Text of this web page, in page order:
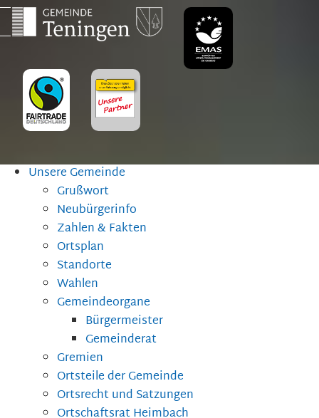
Unsere Gemeinde
Grußwort
Neubürgerinfo
Zahlen & Fakten
Ortsplan
Standorte
Wahlen
Gemeindeorgane
Bürgermeister
Gemeinderat
Gremien
Ortsteile der Gemeinde
Ortsrecht und Satzungen